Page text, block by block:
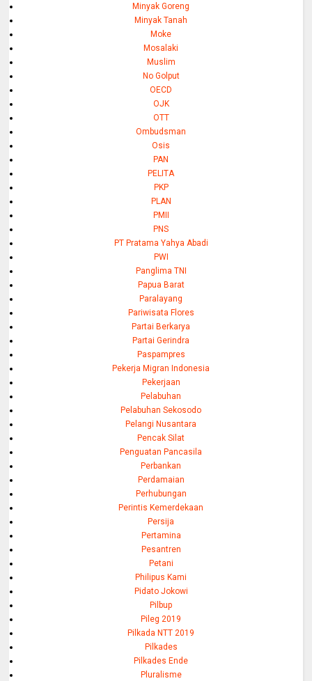
Minyak Goreng
Minyak Tanah
Moke
Mosalaki
Muslim
No Golput
OECD
OJK
OTT
Ombudsman
Osis
PAN
PELITA
PKP
PLAN
PMII
PNS
PT Pratama Yahya Abadi
PWI
Panglima TNI
Papua Barat
Paralayang
Pariwisata Flores
Partai Berkarya
Partai Gerindra
Paspampres
Pekerja Migran Indonesia
Pekerjaan
Pelabuhan
Pelabuhan Sekosodo
Pelangi Nusantara
Pencak Silat
Penguatan Pancasila
Perbankan
Perdamaian
Perhubungan
Perintis Kemerdekaan
Persija
Pertamina
Pesantren
Petani
Philipus Kami
Pidato Jokowi
Pilbup
Pileg 2019
Pilkada NTT 2019
Pilkades
Pilkades Ende
Pluralisme